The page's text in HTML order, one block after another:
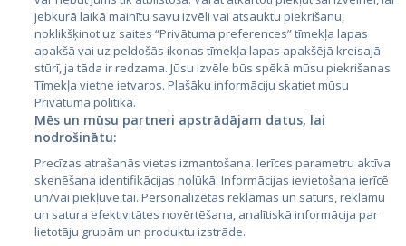
City24.lv
City24.ee
GetaPro.lv
GetaPro.ee
Skelbiu.lt
Kainos.lt
Paslaugos.lt
auto24.ee
KV.ee
jebkurā laikā mainītu savu izvēli vai atsauktu piekrišanu,
noklikšķinot uz saites “Privātuma preferences” tīmekļa lapas
apakšā vai uz peldošās ikonas tīmekļa lapas apakšējā kreisajā
stūrī, ja tāda ir redzama. Jūsu izvēle būs spēkā mūsu piekrišanas
Tīmekļa vietne ietvaros. Plašāku informāciju skatiet mūsu
Privātuma politikā.
Mēs un mūsu partneri apstrādājam datus, lai
nodrošinātu:
Precīzas atrašanās vietas izmantošana. Ierīces parametru aktīva
skenēšana identifikācijas nolūkā. Informācijas ievietošana ierīcē
un/vai piekļuve tai. Personalizētas reklāmas un saturs, reklāmu
un satura efektivitātes novērtēšana, analītiskā informācija par
lietotāju grupām un produktu izstrāde.